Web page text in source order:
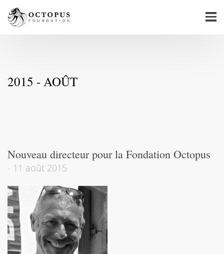
2015 - AOÛT
Nouveau directeur pour la Fondation Octopus
- 11 août 2015